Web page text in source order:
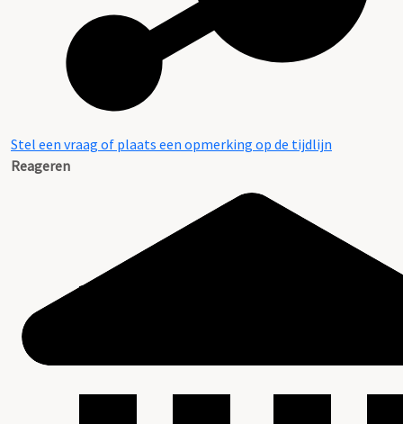
Stel een vraag of plaats een opmerking op de tijdlijn
Reageren